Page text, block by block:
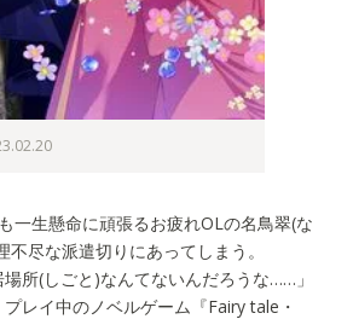
一生懸命に頑張るお疲れOLの名鳥翠(な
尽な派遣切りにあってしまう。
場所(しごと)なんてないんだろうな……」
レイ中のノベルゲーム『Fairy tale・